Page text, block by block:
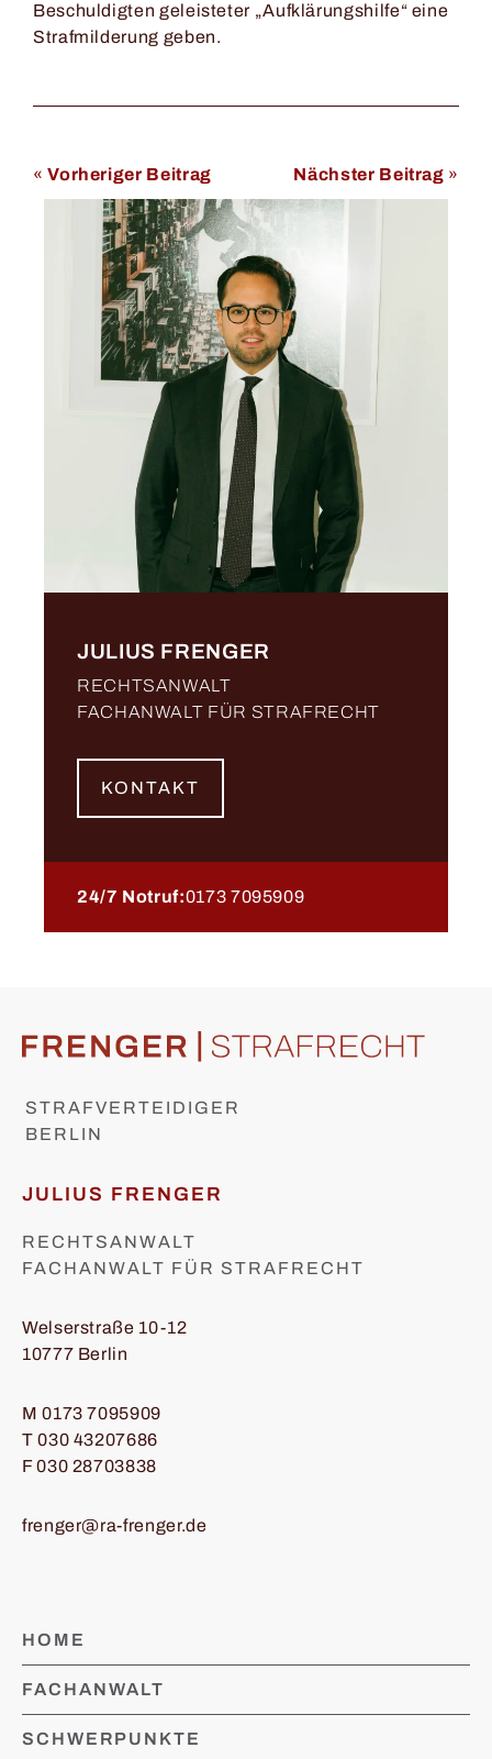
Beschuldigten geleisteter „Aufklärungshilfe“ eine
Strafmilderung geben.
«Vorheriger Beitrag Nächster Beitrag »
JULIUS FRENGER
RECHTSANWALT
FACHANWALT FÜR STRAFRECHT
KONTAKT
24/7 Notruf:0173 7095909
STRAFVERTEIDIGER
BERLIN
JULIUS FRENGER
RECHTSANWALT
FACHANWALT FÜR STRAFRECHT
Welserstraße 10-12
10777 Berlin
M0173 7095909
T030 43207686
F 030 28703838
frenger@ra-frenger.de
HOME
FACHANWALT
SCHWERPUNKTE